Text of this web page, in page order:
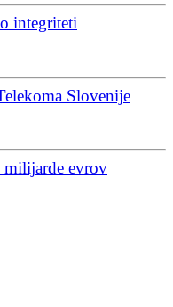
integriteti
Slovenije
evrov